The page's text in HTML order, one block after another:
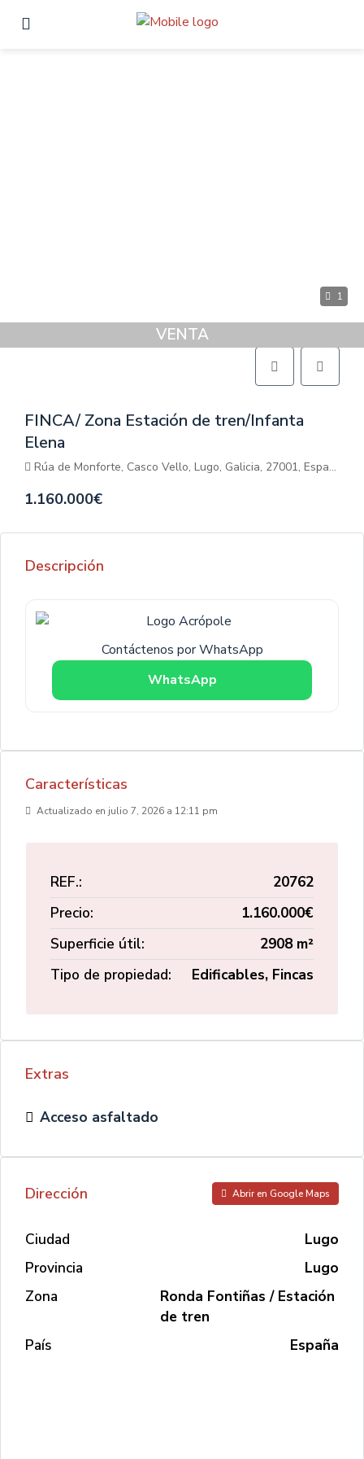
1
VENTA
FINCA/ Zona Estación de tren/Infanta
Elena
Rúa de Monforte, Casco Vello, Lugo, Galicia, 27001, España
1.160.000€
Descripción
Contáctenos por WhatsApp
WhatsApp
Características
Actualizado en julio 7, 2026 a 12:11 pm
REF.:
20762
Precio:
1.160.000€
Superficie útil:
2908 m²
Tipo de propiedad:
Edificables, Fincas
Extras
Acceso asfaltado
Dirección Abrir en Google Maps
Ciudad
Lugo
Provincia
Lugo
Zona
Ronda Fontiñas / Estación
de tren
País
España